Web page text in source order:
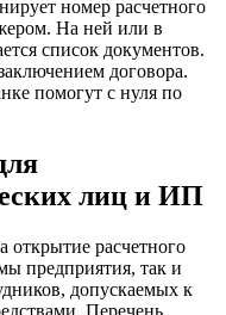
номер расчетного
На ней или в
список документов.
договора.
помогут с нуля по
лиц и ИП
открытие расчетного
предприятия, так и
допускаемых к